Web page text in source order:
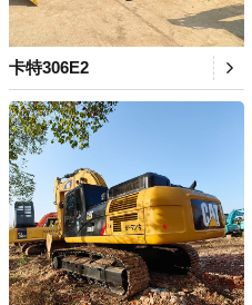
卡特306E2